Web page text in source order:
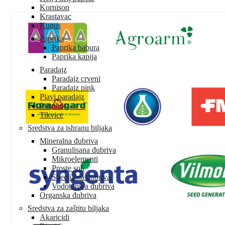
Kornison
Krastavac
Kupus
Paprika
Paprika babura
Paprika kapija
Paradajz
Paradajz crveni
Paradajz pink
Plavi paradajz
Praziluk
Tikvice
Sredstva za ishranu biljaka
Mineralna đubriva
Granulisana đubriva
Mikroelementi
Proste soli
Specijalna đubriva
Vodotopiva đubriva
Organska đubriva
Sredstva za zaštitu biljaka
Akaricidi